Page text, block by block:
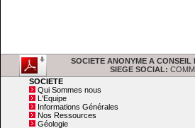
SOCIETE ANONYME A CONSEIL
SIEGE SOCIAL:
SOCIETE
Qui Sommes nous
L'Equipe
Informations Générales
Nos Ressources
Géologie